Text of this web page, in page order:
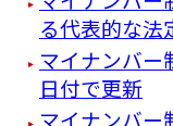
る代表的な法
マイナンバ
日付で更新
マイナンバ